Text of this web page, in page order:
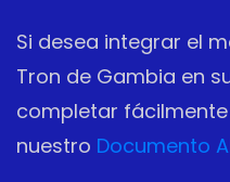
Si desea integrar el
Tron de Gambia en
completar
nuestro Documento